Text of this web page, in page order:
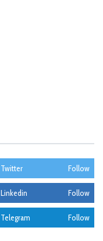
Twitter Follow
Linkedin Follow
Telegram Follow